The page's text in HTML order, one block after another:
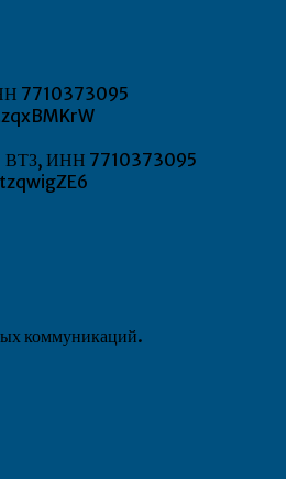
7710373095
ИНН 7710373095
коммуникаций.